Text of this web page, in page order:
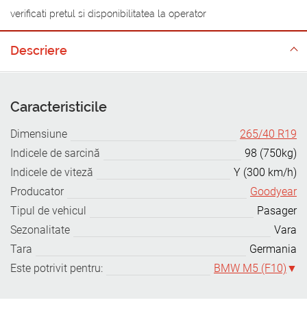
verificati pretul si disponibilitatea la operator
Descriere
Caracteristicile
Dimensiune
265/40 R19
Indicele de sarcină
98 (750kg)
Indicele de viteză
Y (300 km/h)
Producator
Goodyear
Tipul de vehicul
Pasager
Sezonalitate
Vara
Tara
Germania
Este potrivit pentru:
BMW M5 (F10)